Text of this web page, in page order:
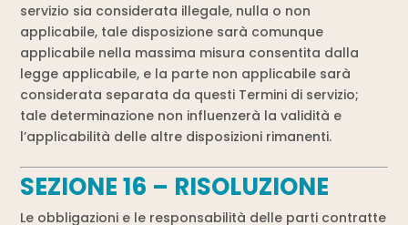
servizio sia considerata illegale, nulla o non
applicabile, tale disposizione sarà comunque
applicabile nella massima misura consentita dalla
legge applicabile, e la parte non applicabile sarà
considerata separata da questi Termini di servizio;
tale determinazione non influenzerà la validità e
l’applicabilità delle altre disposizioni rimanenti.
SEZIONE 16 – RISOLUZIONE
Le obbligazioni e le responsabilità delle parti contratte